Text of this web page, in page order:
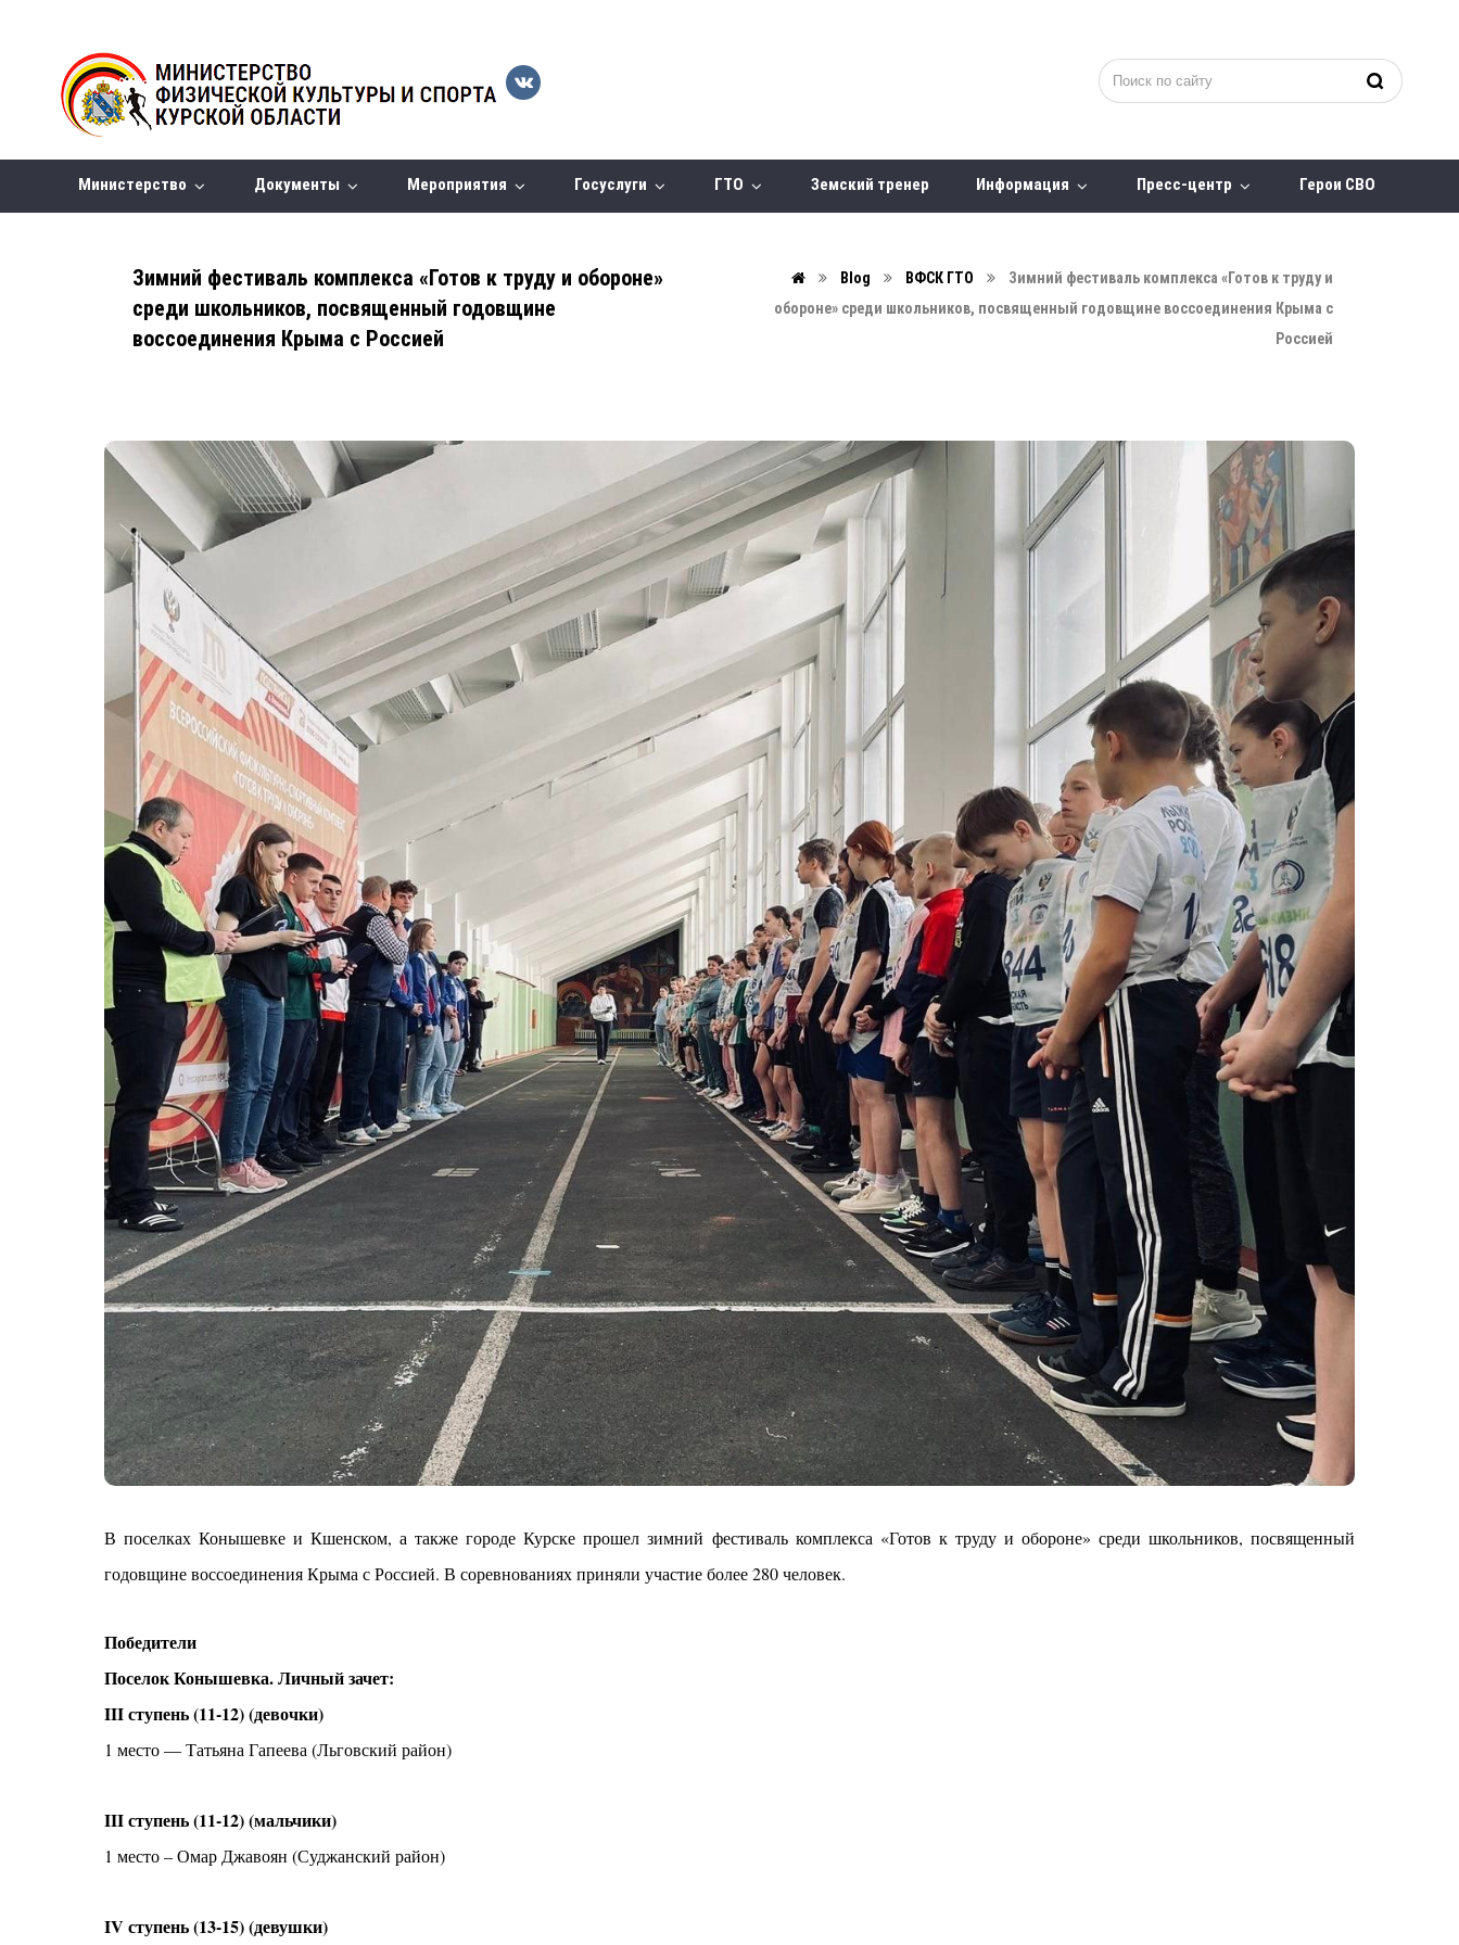
Министерство Документы Мероприятия Госуслуги ГТО Земский тренер Информация Пресс-центр Герои СВО
Зимний фестиваль комплекса «Готов к труду и обороне»
среди школьников, посвященный годовщине
воссоединения Крыма с Россией
Blog ВФСК ГТО
Зимний фестиваль комплекса «Готов к труду и
обороне» среди школьников, посвященный годовщине воссоединения Крыма с
Россией
В поселках Конышевке и Кшенском, а также городе Курске прошел зимний фестиваль комплекса «Готов к труду и обороне» среди школьников, посвященный
годовщине воссоединения Крыма с Россией. В соревнованиях приняли участие более 280 человек.
Победители
Поселок Конышевка. Личный зачет:
III ступень (11-12) (девочки)
1 место — Татьяна Гапеева (Льговский район)
III ступень (11-12) (мальчики)
1 место – Омар Джавоян (Суджанский район)
IV ступень (13-15) (девушки)